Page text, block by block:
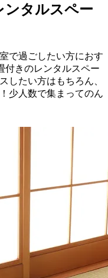
ンタルスペー
で過ごしたい方におす
付きのレンタルスペー
したい方はもちろん、
少人数で集まってのん